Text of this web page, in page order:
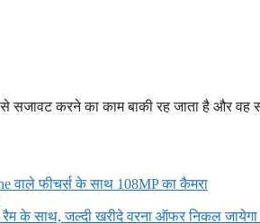
सजावट करने का काम बाकी रह जाता है और
वाले फीचर्स के साथ 108MP का कैमरा
के साथ, जल्दी खरीदे वरना ऑफर निकल जायेगा